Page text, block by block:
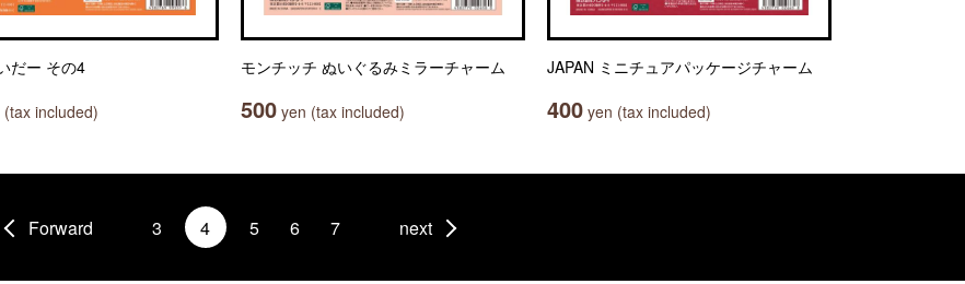
だー その4
(tax included)
モンチッチ ぬいぐるみミラーチャーム
500 yen (tax included)
JAPAN ミニチュアパッケージチャーム
400 yen (tax included)
Forward 3 4 5 6 7 next